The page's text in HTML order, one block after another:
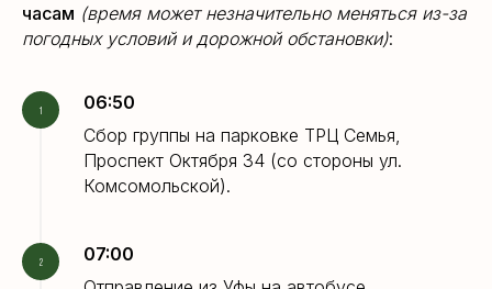
часам (время может незначительно меняться из-за
погодных условий и дорожной обстановки):
06:50
Сбор группы на парковке ТРЦ Семья,
Проспект Октября 34 (со стороны ул.
Комсомольской).
07:00